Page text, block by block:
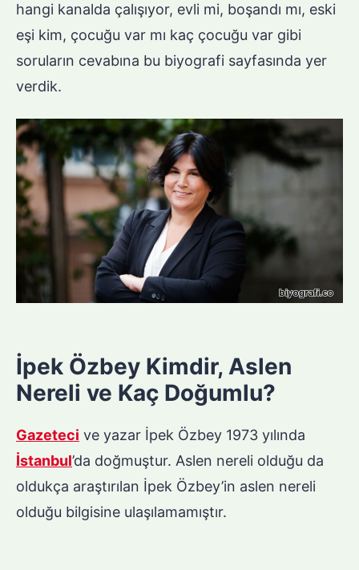
hangi kanalda çalışıyor, evli mi, boşandı mı, eski
eşi kim, çocuğu var mı kaç çocuğu var gibi
soruların cevabına bu biyografi sayfasında yer
verdik.
İpek Özbey Kimdir, Aslen
Nereli ve Kaç Doğumlu?
Gazeteci ve yazar İpek Özbey 1973 yılında
İstanbul’da doğmuştur. Aslen nereli olduğu da
oldukça araştırılan İpek Özbey’in aslen nereli
olduğu bilgisine ulaşılamamıştır.